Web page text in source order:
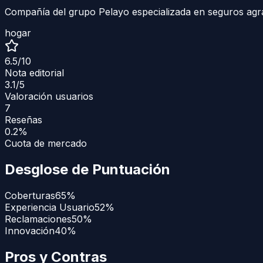
Compañía del grupo Pelayo especializada en seguros
hogar
6.5/10
Nota editorial
3.1/5
Valoración usuarios
7
Reseñas
0.2%
Cuota de mercado
Desglose de Puntuación
Coberturas65%
Experiencia Usuario52%
Reclamaciones50%
Innovación40%
Pros y Contras